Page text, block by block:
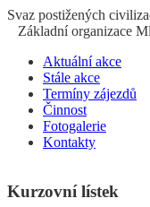
Svaz postižených c
Základní organizace
Aktuální akce
Stále akce
Termíny zájezdů
Činnost
Fotogalerie
Kontakty
Kurzovní lístek